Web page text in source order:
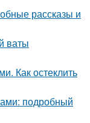
рассказы и
ваты
Как остеклить
подробный